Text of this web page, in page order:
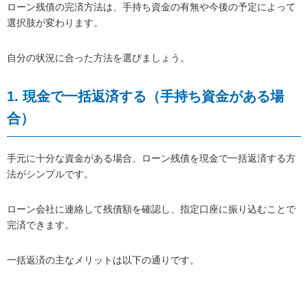
ローン残債の完済方法は、手持ち資金の有無や今後の予定によって
選択肢が変わります。
自分の状況に合った方法を選びましょう。
1. 現金で一括返済する（手持ち資金がある場
合）
手元に十分な資金がある場合、ローン残債を現金で一括返済する方
法がシンプルです。
ローン会社に連絡して残債額を確認し、指定口座に振り込むことで
完済できます。
一括返済の主なメリットは以下の通りです。